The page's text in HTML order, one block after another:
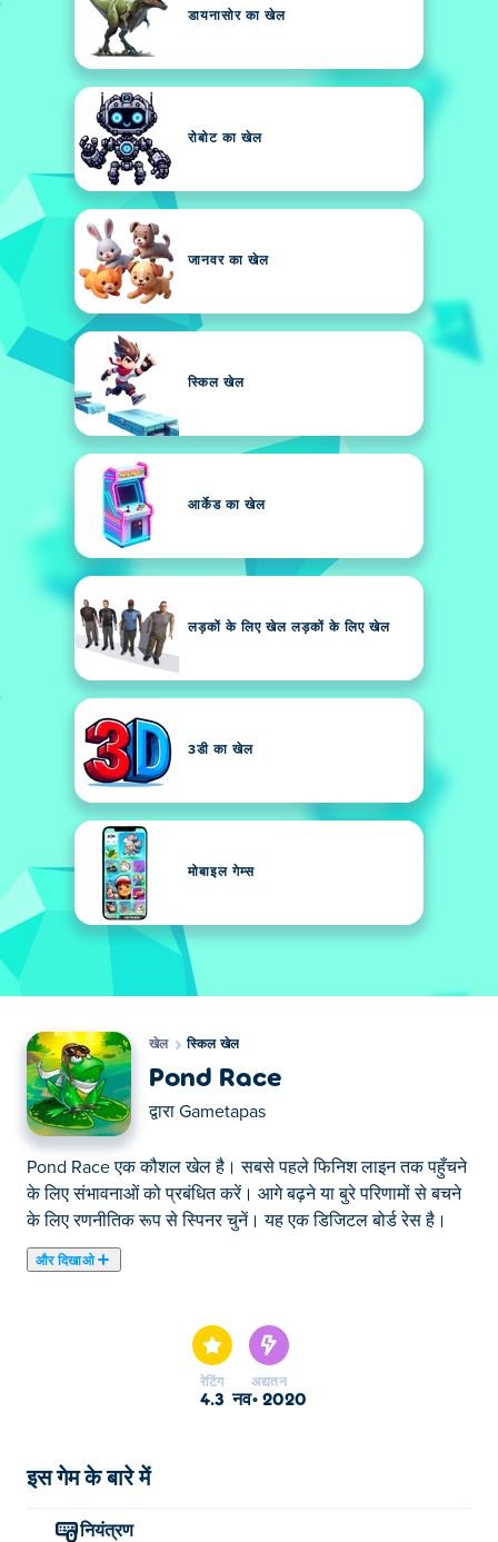
डायनासोर का खेल
रोबोट का खेल
जानवर का खेल
स्किल खेल
आर्केड का खेल
लड़कों के लिए खेल लड़कों के लिए खेल
3डी का खेल
मोबाइल गेम्स
खेल स्किल खेल
Pond Race
द्वारा Gametapas
Pond Race एक कौशल खेल है। सबसे पहले फिनिश लाइन तक पहुँचने
के लिए संभावनाओं को प्रबंधित करें। आगे बढ़ने या बुरे परिणामों से बचने
के लिए रणनीतिक रूप से स्पिनर चुनें। यह एक डिजिटल बोर्ड रेस है।
और दिखाओ
रेटिंग
4.3
अद्यतन
नव॰ 2020
इस गेम के बारे में
नियंत्रण